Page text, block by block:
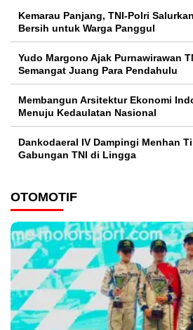
Kemarau Panjang, TNI-Polri
Bersih untuk Warga Panggul
Yudo Margono Ajak Purnawirawan
Semangat Juang Para Pendahulu
Membangun Arsitektur Ekonomi
Menuju Kedaulatan Nasional
Dankodaeral IV Dampingi Menhan
Gabungan TNI di Lingga
OTOMOTIF